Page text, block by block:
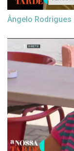
Ângelo Rodrigues